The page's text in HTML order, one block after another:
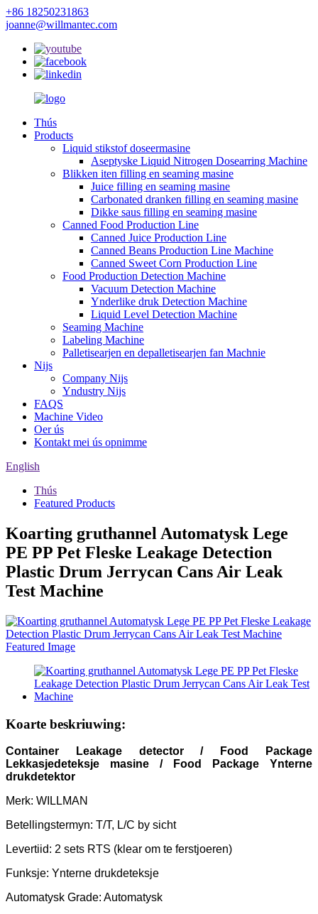
+86 18250231863
joanne@willmantec.com
Thús
Products
Liquid stikstof doseermasine
Aseptyske Liquid Nitrogen Dosearring Machine
Blikken iten filling en seaming masine
Juice filling en seaming masine
Carbonated dranken filling en seaming masine
Dikke saus filling en seaming masine
Canned Food Production Line
Canned Juice Production Line
Canned Beans Production Line Machine
Canned Sweet Corn Production Line
Food Production Detection Machine
Vacuum Detection Machine
Ynderlike druk Detection Machine
Liquid Level Detection Machine
Seaming Machine
Labeling Machine
Palletisearjen en depalletisearjen fan Machnie
Nijs
Company Nijs
Yndustry Nijs
FAQS
Machine Video
Oer ús
Kontakt mei ús opnimme
English
Thús
Featured Products
Koarting gruthannel Automatysk Lege
PE PP Pet Fleske Leakage Detection
Plastic Drum Jerrycan Cans Air Leak
Test Machine
Koarte beskriuwing:
Container Leakage detector / Food Package
Lekkasjedeteksje masine / Food Package Ynterne
drukdetektor
Merk: WILLMAN
Betellingstermyn: T/T, L/C by sicht
Levertiid: 2 sets RTS (klear om te ferstjoeren)
Funksje: Ynterne drukdeteksje
Automatysk Grade: Automatysk